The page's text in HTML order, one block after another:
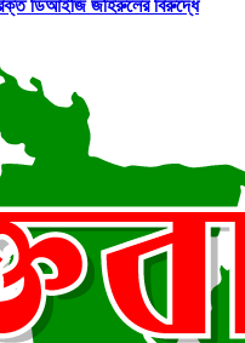
ডিআইজি জহিরুলের বিরুদ্ধে